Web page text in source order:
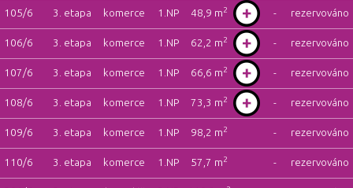
105/6 3. etapa komerce 1.NP 48,9 m2 - rezervováno
106/6 3. etapa komerce 1.NP 62,2 m2 - rezervováno
107/6 3. etapa komerce 1.NP 66,6 m2 - rezervováno
108/6 3. etapa komerce 1.NP 73,3 m2 - rezervováno
109/6 3. etapa komerce 1.NP 98,2 m2 - rezervováno
110/6 3. etapa komerce 1.NP 57,7 m2 - rezervováno